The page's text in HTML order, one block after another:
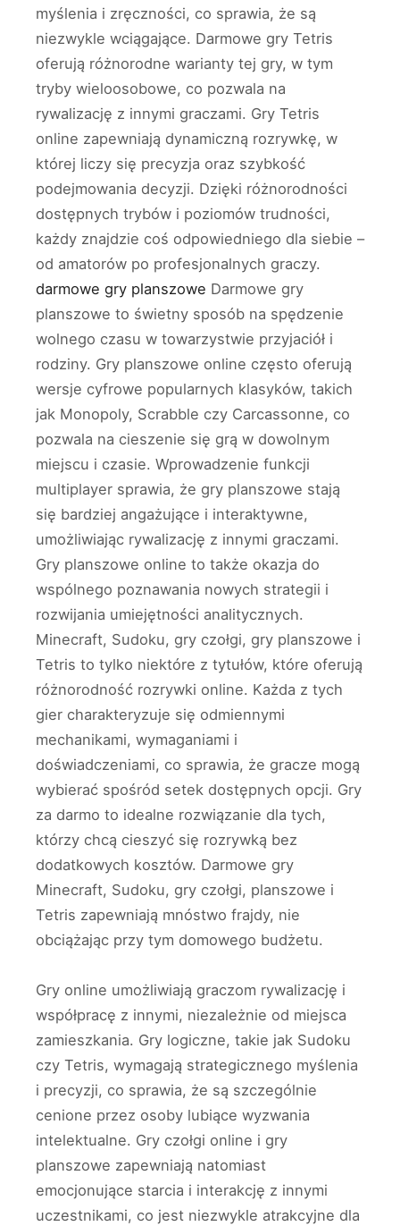
myślenia i zręczności, co sprawia, że są
niezwykle wciągające. Darmowe gry Tetris
oferują różnorodne warianty tej gry, w tym
tryby wieloosobowe, co pozwala na
rywalizację z innymi graczami. Gry Tetris
online zapewniają dynamiczną rozrywkę, w
której liczy się precyzja oraz szybkość
podejmowania decyzji. Dzięki różnorodności
dostępnych trybów i poziomów trudności,
każdy znajdzie coś odpowiedniego dla siebie –
od amatorów po profesjonalnych graczy.
darmowe gry planszowe Darmowe gry
planszowe to świetny sposób na spędzenie
wolnego czasu w towarzystwie przyjaciół i
rodziny. Gry planszowe online często oferują
wersje cyfrowe popularnych klasyków, takich
jak Monopoly, Scrabble czy Carcassonne, co
pozwala na cieszenie się grą w dowolnym
miejscu i czasie. Wprowadzenie funkcji
multiplayer sprawia, że gry planszowe stają
się bardziej angażujące i interaktywne,
umożliwiając rywalizację z innymi graczami.
Gry planszowe online to także okazja do
wspólnego poznawania nowych strategii i
rozwijania umiejętności analitycznych.
Minecraft, Sudoku, gry czołgi, gry planszowe i
Tetris to tylko niektóre z tytułów, które oferują
różnorodność rozrywki online. Każda z tych
gier charakteryzuje się odmiennymi
mechanikami, wymaganiami i
doświadczeniami, co sprawia, że gracze mogą
wybierać spośród setek dostępnych opcji. Gry
za darmo to idealne rozwiązanie dla tych,
którzy chcą cieszyć się rozrywką bez
dodatkowych kosztów. Darmowe gry
Minecraft, Sudoku, gry czołgi, planszowe i
Tetris zapewniają mnóstwo frajdy, nie
obciążając przy tym domowego budżetu.
Gry online umożliwiają graczom rywalizację i
współpracę z innymi, niezależnie od miejsca
zamieszkania. Gry logiczne, takie jak Sudoku
czy Tetris, wymagają strategicznego myślenia
i precyzji, co sprawia, że są szczególnie
cenione przez osoby lubiące wyzwania
intelektualne. Gry czołgi online i gry
planszowe zapewniają natomiast
emocjonujące starcia i interakcję z innymi
uczestnikami, co jest niezwykle atrakcyjne dla